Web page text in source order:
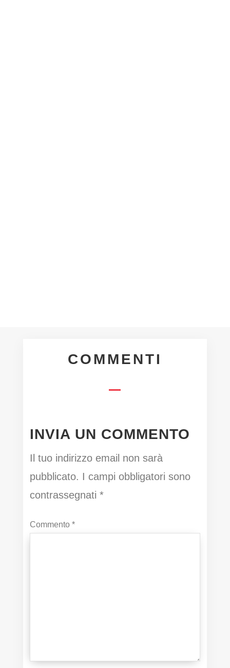
COMMENTI
INVIA UN COMMENTO
Il tuo indirizzo email non sarà
pubblicato. I campi obbligatori sono
contrassegnati*
Commento*